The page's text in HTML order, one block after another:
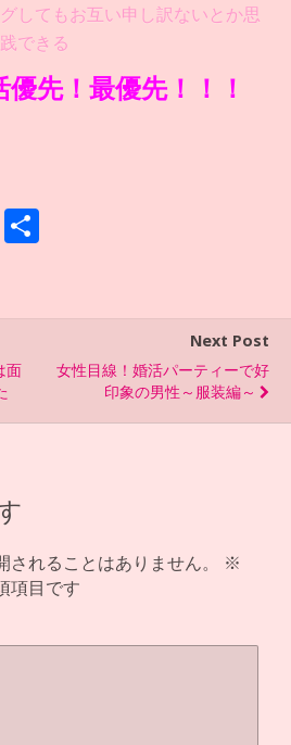
してもお互い申し訳ないとか思
できる
先！最優先！！！
Li
面
Next Post
女性目線！婚活パーティーで好
印象の男性～服装編～
れることはありません。
※
項目です